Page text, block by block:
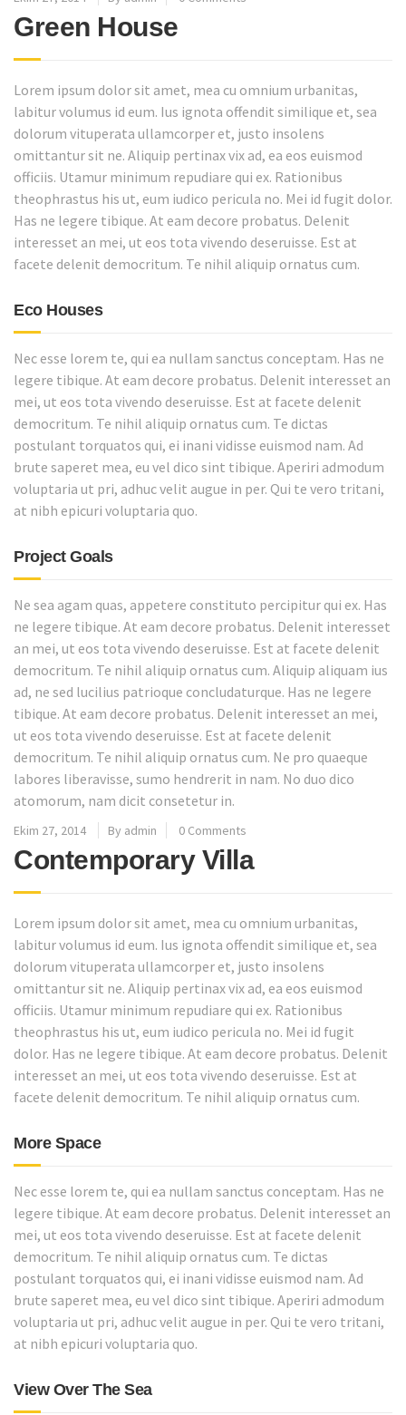
Green House
Lorem ipsum dolor sit amet, mea cu omnium urbanitas,
labitur volumus id eum. Ius ignota offendit similique et, sea
dolorum vituperata ullamcorper et, justo insolens
omittantur sit ne. Aliquip pertinax vix ad, ea eos euismod
officiis. Utamur minimum repudiare qui ex. Rationibus
theophrastus his ut, eum iudico pericula no. Mei id fugit dolor.
Has ne legere tibique. At eam decore probatus. Delenit
interesset an mei, ut eos tota vivendo deseruisse. Est at
facete delenit democritum. Te nihil aliquip ornatus cum.
Eco Houses
Nec esse lorem te, qui ea nullam sanctus conceptam. Has ne
legere tibique. At eam decore probatus. Delenit interesset an
mei, ut eos tota vivendo deseruisse. Est at facete delenit
democritum. Te nihil aliquip ornatus cum. Te dictas
postulant torquatos qui, ei inani vidisse euismod nam. Ad
brute saperet mea, eu vel dico sint tibique. Aperiri admodum
voluptaria ut pri, adhuc velit augue in per. Qui te vero tritani,
at nibh epicuri voluptaria quo.
Project Goals
Ne sea agam quas, appetere constituto percipitur qui ex. Has
ne legere tibique. At eam decore probatus. Delenit interesset
an mei, ut eos tota vivendo deseruisse. Est at facete delenit
democritum. Te nihil aliquip ornatus cum. Aliquip aliquam ius
ad, ne sed lucilius patrioque concludaturque. Has ne legere
tibique. At eam decore probatus. Delenit interesset an mei,
ut eos tota vivendo deseruisse. Est at facete delenit
democritum. Te nihil aliquip ornatus cum. Ne pro quaeque
labores liberavisse, sumo hendrerit in nam. No duo dico
atomorum, nam dicit consetetur in.
Ekim 27, 2014 By admin 0 Comments
Contemporary Villa
Lorem ipsum dolor sit amet, mea cu omnium urbanitas,
labitur volumus id eum. Ius ignota offendit similique et, sea
dolorum vituperata ullamcorper et, justo insolens
omittantur sit ne. Aliquip pertinax vix ad, ea eos euismod
officiis. Utamur minimum repudiare qui ex. Rationibus
theophrastus his ut, eum iudico pericula no. Mei id fugit
dolor. Has ne legere tibique. At eam decore probatus. Delenit
interesset an mei, ut eos tota vivendo deseruisse. Est at
facete delenit democritum. Te nihil aliquip ornatus cum.
More Space
Nec esse lorem te, qui ea nullam sanctus conceptam. Has ne
legere tibique. At eam decore probatus. Delenit interesset an
mei, ut eos tota vivendo deseruisse. Est at facete delenit
democritum. Te nihil aliquip ornatus cum. Te dictas
postulant torquatos qui, ei inani vidisse euismod nam. Ad
brute saperet mea, eu vel dico sint tibique. Aperiri admodum
voluptaria ut pri, adhuc velit augue in per. Qui te vero tritani,
at nibh epicuri voluptaria quo.
View Over The Sea